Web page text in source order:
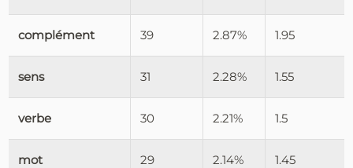
complément 39 2.87% 1.95
sens 31 2.28% 1.55
verbe 30 2.21% 1.5
mot 29 2.14% 1.45